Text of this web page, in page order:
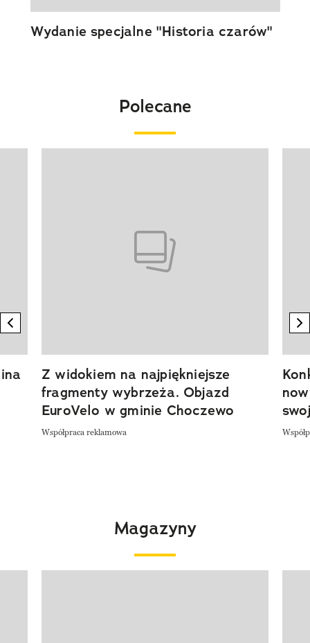
Wydanie specjalne "Historia czarów"
Polecane
previous element
Z widokiem na najpiękniejsze
fragmenty wybrzeża. Objazd
EuroVelo w gminie Choczewo
Współpraca reklamowa
Magazyny